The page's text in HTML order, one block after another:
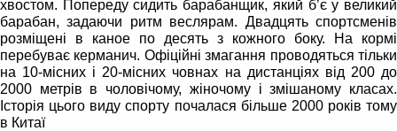
хвостом. Попереду сидить барабанщик, який б’є у великий
барабан, задаючи ритм веслярам. Двадцять спортсменів
розміщені в каное по десять з кожного боку. На кормі
перебуває керманич. Офіційні змагання проводяться тільки
на 10-місних і 20-місних човнах на дистанціях від 200 до
2000 метрів в чоловічому, жіночому і змішаному класах.
Історія цього виду спорту почалася більше 2000 років тому
в Китаї